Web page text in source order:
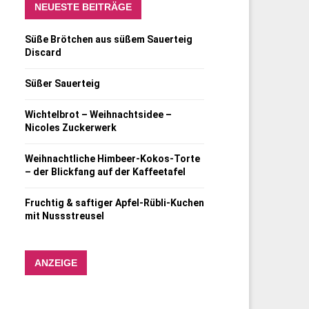
NEUESTE BEITRÄGE
Süße Brötchen aus süßem Sauerteig
Discard
Süßer Sauerteig
Wichtelbrot – Weihnachtsidee –
Nicoles Zuckerwerk
Weihnachtliche Himbeer-Kokos-Torte
– der Blickfang auf der Kaffeetafel
Fruchtig & saftiger Apfel-Rübli-Kuchen
mit Nussstreusel
ANZEIGE